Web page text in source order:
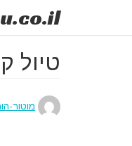
.co.il
טיול
מוטור-